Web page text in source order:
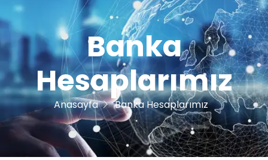
Banka
Hesaplarımız
Anasayfa Banka Hesaplarımız